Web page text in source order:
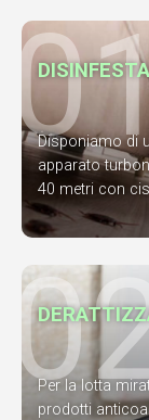
Disponiamo di
apparato
40 metri con
Per la lotta
prodotti